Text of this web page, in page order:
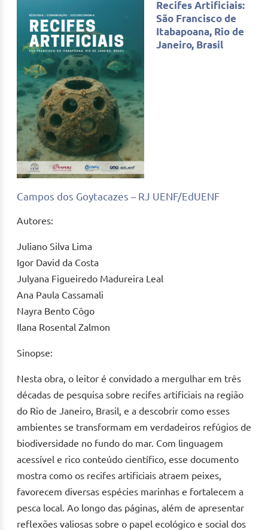
Recifes Artificiais:
São Francisco de
Itabapoana, Rio de
Janeiro, Brasil
Campos dos Goytacazes – RJ UENF/EdUENF
Autores:
Juliano Silva Lima
Igor David da Costa
Julyana Figueiredo Madureira Leal
Ana Paula Cassamali
Nayra Bento Côgo
Ilana Rosental Zalmon
Sinopse:
Nesta obra, o leitor é convidado a mergulhar em três
décadas de pesquisa sobre recifes artificiais na região
do Rio de Janeiro, Brasil, e a descobrir como esses
ambientes se transformam em verdadeiros refúgios de
biodiversidade no fundo do mar. Com linguagem
acessível e rico conteúdo científico, esse documento
mostra como os recifes artificiais atraem peixes,
favorecem diversas espécies marinhas e fortalecem a
pesca local. Ao longo das páginas, além de apresentar
reflexões valiosas sobre o papel ecológico e social dos